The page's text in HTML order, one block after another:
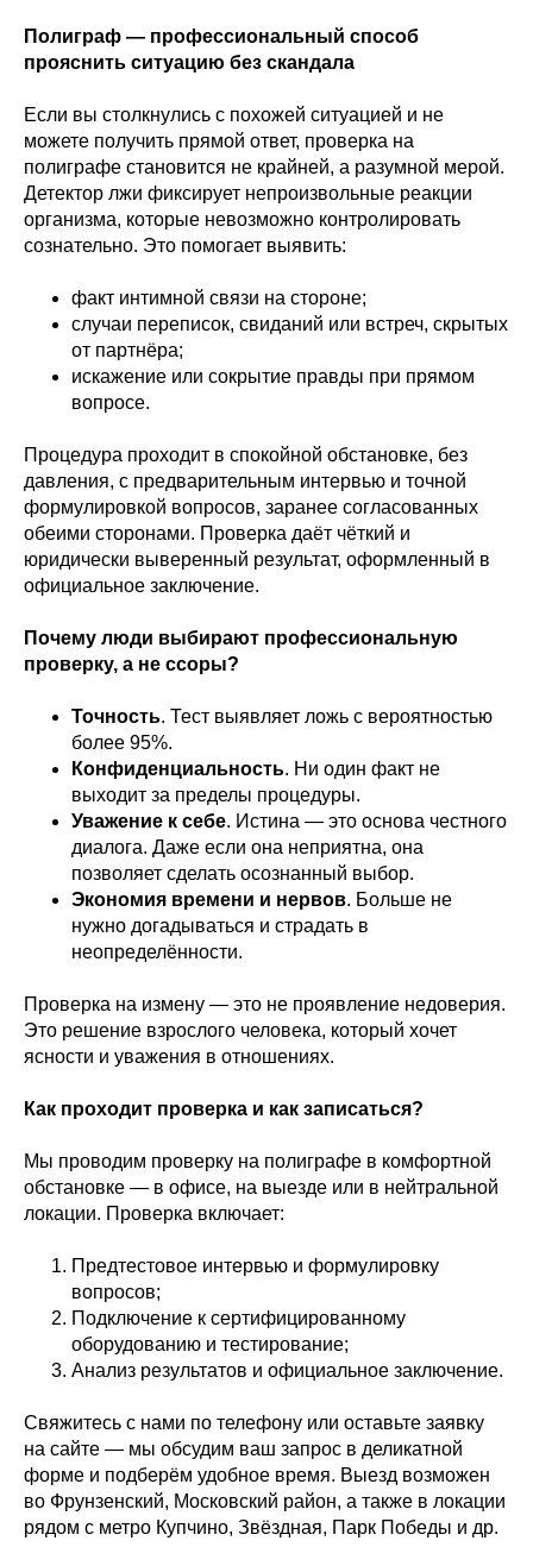
Полиграф — профессиональный способ
прояснить ситуацию без скандала
Если вы столкнулись с похожей ситуацией и не
можете получить прямой ответ, проверка на
полиграфе становится не крайней, а разумной мерой.
Детектор лжи фиксирует непроизвольные реакции
организма, которые невозможно контролировать
сознательно. Это помогает выявить:
факт интимной связи на стороне;
случаи переписок, свиданий или встреч, скрытых
от партнёра;
искажение или сокрытие правды при прямом
вопросе.
Процедура проходит в спокойной обстановке, без
давления, с предварительным интервью и точной
формулировкой вопросов, заранее согласованных
обеими сторонами. Проверка даёт чёткий и
юридически выверенный результат, оформленный в
официальное заключение.
Почему люди выбирают профессиональную
проверку, а не ссоры?
Точность. Тест выявляет ложь с вероятностью
более 95%.
Конфиденциальность. Ни один факт не
выходит за пределы процедуры.
Уважение к себе. Истина — это основа честного
диалога. Даже если она неприятна, она
позволяет сделать осознанный выбор.
Экономия времени и нервов. Больше не
нужно догадываться и страдать в
неопределённости.
Проверка на измену — это не проявление недоверия.
Это решение взрослого человека, который хочет
ясности и уважения в отношениях.
Как проходит проверка и как записаться?
Мы проводим проверку на полиграфе в комфортной
обстановке — в офисе, на выезде или в нейтральной
локации. Проверка включает:
Предтестовое интервью и формулировку
вопросов;
Подключение к сертифицированному
оборудованию и тестирование;
Анализ результатов и официальное заключение.
Свяжитесь с нами по телефону или оставьте заявку
на сайте — мы обсудим ваш запрос в деликатной
форме и подберём удобное время. Выезд возможен
во Фрунзенский, Московский район, а также в локации
рядом с метро Купчино, Звёздная, Парк Победы и др.